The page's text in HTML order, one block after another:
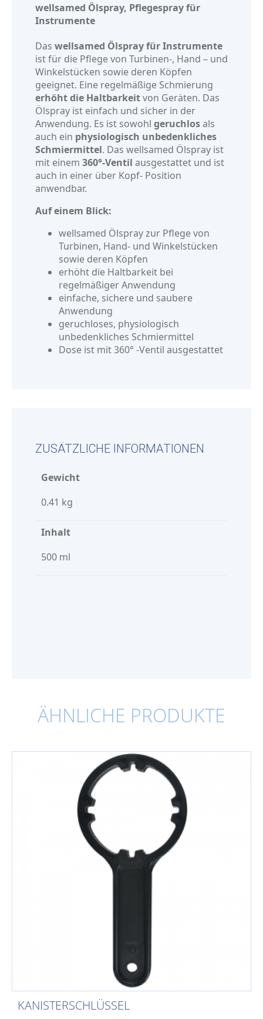
wellsamed Ölspray, Pflegespray für
Instrumente
Das wellsamed Ölspray für Instrumente
ist für die Pflege von Turbinen-, Hand – und
Winkelstücken sowie deren Köpfen
geeignet. Eine regelmäßige Schmierung
erhöht die Haltbarkeitvon Geräten. Das
Ölspray ist einfach und sicher in der
Anwendung. Es ist sowohl geruchlosals
auch ein physiologisch unbedenkliches
Schmiermittel. Das wellsamed Ölspray ist
mit einem 360°-Ventil ausgestattet und ist
auch in einer über Kopf- Position
anwendbar.
Auf einem Blick:
wellsamed Ölspray zur Pflege von
Turbinen, Hand- und Winkelstücken
sowie deren Köpfen
erhöht die Haltbarkeit bei
regelmäßiger Anwendung
einfache, sichere und saubere
Anwendung
geruchloses, physiologisch
unbedenkliches Schmiermittel
Dose ist mit 360° -Ventil ausgestattet
ZUSÄTZLICHE INFORMATIONEN
Gewicht
0.41 kg
Inhalt
500 ml
ÄHNLICHE PRODUKTE
KANISTERSCHLÜSSEL